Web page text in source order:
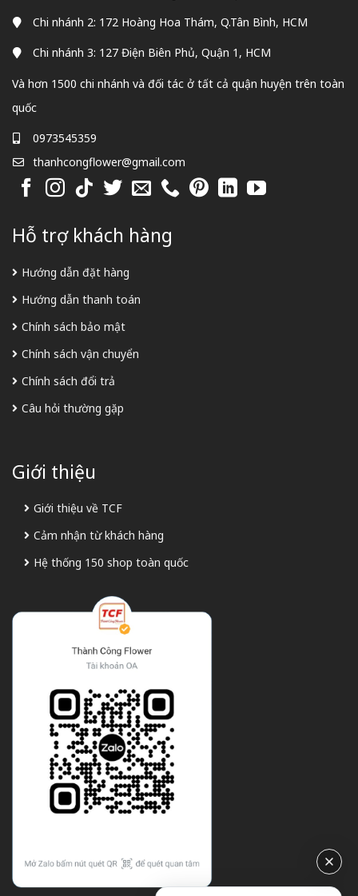
Chi nhánh 2: 172 Hoàng Hoa Thám, Q.Tân Bình, HCM
Chi nhánh 3: 127 Điện Biên Phủ, Quận 1, HCM
Và hơn 1500 chi nhánh và đối tác ở tất cả quận huyện trên toàn
quốc
0973545359
thanhcongflower@gmail.com
Hỗ trợ khách hàng
Hướng dẫn đặt hàng
Hướng dẫn thanh toán
Chính sách bảo mật
Chính sách vận chuyển
Chính sách đổi trả
Câu hỏi thường gặp
Giới thiệu
Giới thiệu về TCF
Cảm nhận từ khách hàng
Hệ thống 150 shop toàn quốc